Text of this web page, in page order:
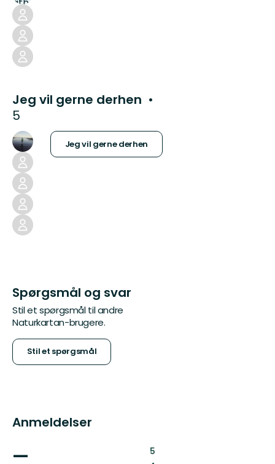
Jeg vil gerne derhen
5
Jeg vil gerne derhen
Spørgsmål og svar
Stil et spørgsmål til andre
Naturkartan-brugere.
Stil et spørgsmål
Anmeldelser
— 5: